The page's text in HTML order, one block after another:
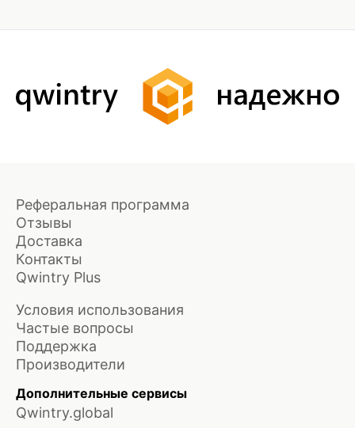
Реферальная программа
Отзывы
Доставка
Контакты
Qwintry Plus
Условия использования
Частые вопросы
Поддержка
Производители
Дополнительные сервисы
Qwintry.global